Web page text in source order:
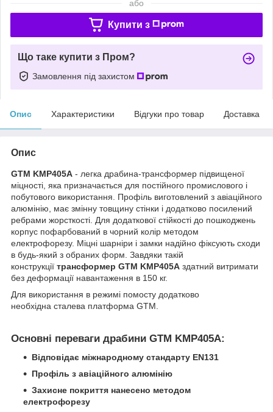
або
Купити з
Що таке купити з Пром?
Замовлення під захистом
Опис Характеристики Відгуки про товар Доставка
Опис
GTM KMP405A - легка драбина-трансформер підвищеної
міцності, яка призначається для постійного промислового і
побутового використання. Профіль виготовлений з авіаційного
алюмінію, має змінну товщину стінки і додатково посилений
ребрами жорсткості. Для додаткової стійкості до пошкоджень
корпус пофарбований в чорний колір методом
електрофорезу. Міцні шарніри і замки надійно фіксують сходи
в будь-який з обраних форм. Завдяки такій
конструкції трансформер GTM KMP405A здатний витримати
без деформації навантаження в 150 кг.
Для використання в режимі помосту додатково
необхідна сталева платформа GTM.
Основні переваги драбини GTM KMP405A:
Відповідає міжнародному стандарту EN131
Профіль з авіаційного алюмінію
Захисне покриття нанесено методом
електрофорезу